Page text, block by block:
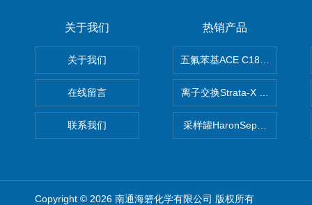
关于我们
关于我们
在线留言
联系我们
热销产品
五氟苯基ACE C18-PFP色谱柱
离子交换Strata-X SPE聚合物
采样罐HaronSep国产苏玛罐
Copyright © 2026 南通海箬化学有限公司 版权所有